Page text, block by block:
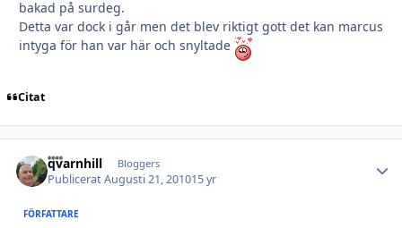
bakad på surdeg.
Detta var dock i går men det blev riktigt gott det kan marcus
intyga för han var här och snyltade
Citat
qvarnhill Bloggers
PubliceratAugusti 21, 201015 yr
FÖRFATTARE